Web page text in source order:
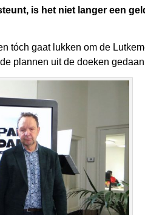
is het niet langer een
tóch gaat lukken om de
plannen uit de doeken